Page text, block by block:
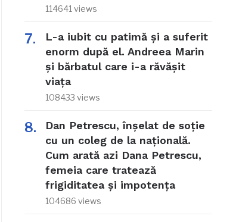
114641 views
L-a iubit cu patimă și a suferit
enorm după el. Andreea Marin
și bărbatul care i-a răvășit
viața
108433 views
Dan Petrescu, înșelat de soție
cu un coleg de la națională.
Cum arată azi Dana Petrescu,
femeia care tratează
frigiditatea și impotența
104686 views